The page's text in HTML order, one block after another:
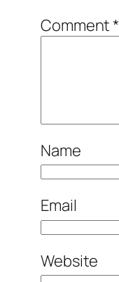
Comment*
Name
Email
Website